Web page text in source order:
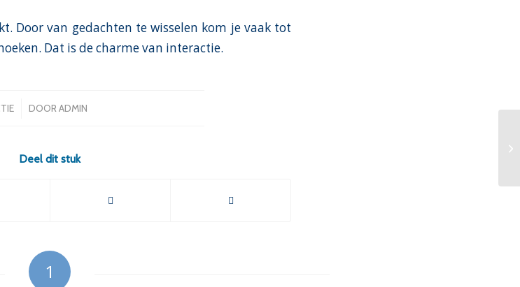
Door van gedachten te wisselen kom je vaak tot
Dat is de charme van interactie.
DOORADMIN
Deel dit stuk
1